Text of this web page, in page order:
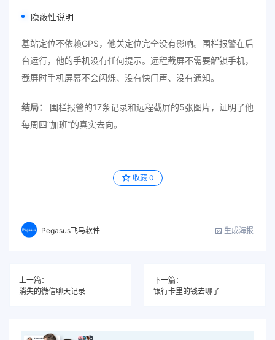
隐蔽性说明
基站定位不依赖GPS，他关定位完全没有影响。围栏报警在后
台运行，他的手机没有任何提示。远程截屏不需要解锁手机，
截屏时手机屏幕不会闪烁、没有快门声、没有通知。
结局：
围栏报警的17条记录和远程截屏的5张图片，证明了他
每周四“加班”的真实去向。
收藏 0
Pegasus飞马软件 生成海报
上一篇：
消失的微信聊天记录
下一篇：
银行卡里的钱去哪了